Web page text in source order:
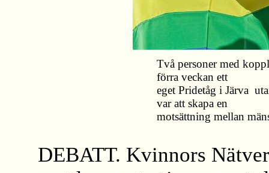
Två personer med
förra veckan ett
eget Pridetåg i Järva
var att skapa en
motsättning mellan
DEBATT. Kvinnors